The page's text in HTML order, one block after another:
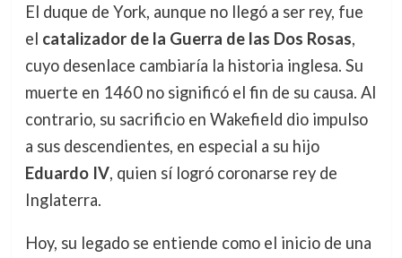
El duque de York, aunque no llegó a ser rey, fue
el catalizador de la Guerra de las Dos Rosas,
cuyo desenlace cambiaría la historia inglesa. Su
muerte en 1460 no significó el fin de su causa. Al
contrario, su sacrificio en Wakefield dio impulso
a sus descendientes, en especial a su hijo
Eduardo IV, quien sí logró coronarse rey de
Inglaterra.
Hoy, su legado se entiende como el inicio de una